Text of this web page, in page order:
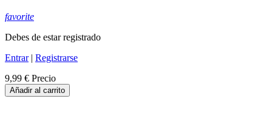
favorite
Debes de estar registrado
Entrar| Registrarse
9,99 € Precio
Añadir al carrito